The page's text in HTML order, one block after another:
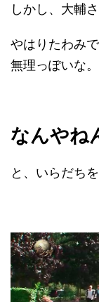
しかし、大輔
やはりたわみ
無理っぽいな。
なんやね
と、いらだち